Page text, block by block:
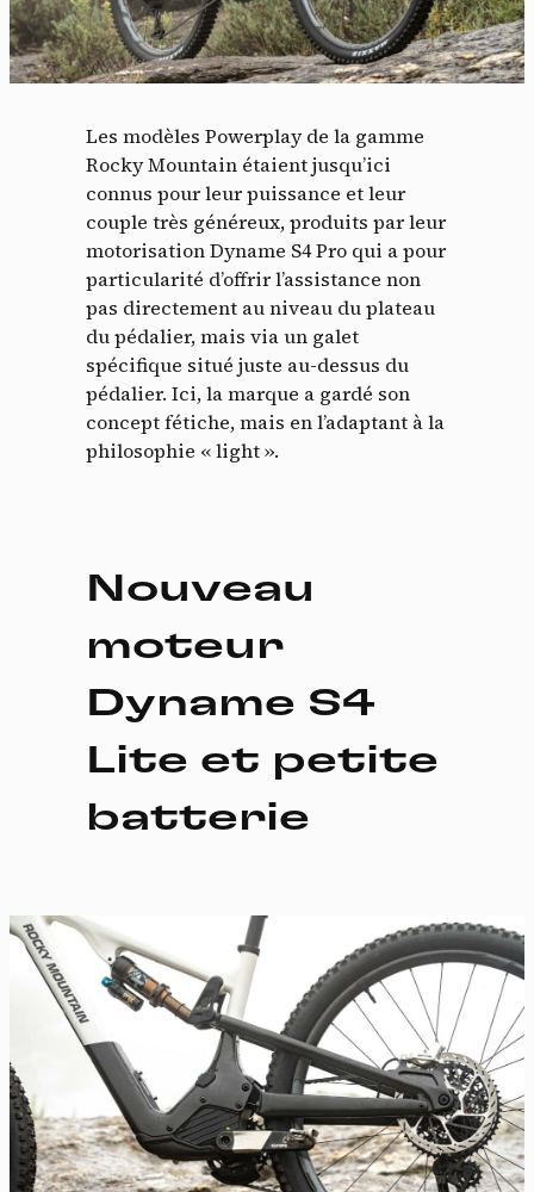
Les modèles Powerplay de la gamme
Rocky Mountain étaient jusqu’ici
connus pour leur puissance et leur
couple très généreux, produits par leur
motorisation Dyname S4 Pro qui a pour
particularité d’offrir l’assistance non
pas directement au niveau du plateau
du pédalier, mais via un galet
spécifique situé juste au-dessus du
pédalier. Ici, la marque a gardé son
concept fétiche, mais en l’adaptant à la
philosophie « light ».
Nouveau
moteur
Dyname S4
Lite et petite
batterie